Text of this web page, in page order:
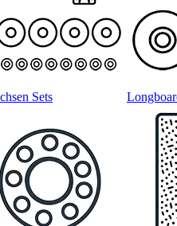
Sets